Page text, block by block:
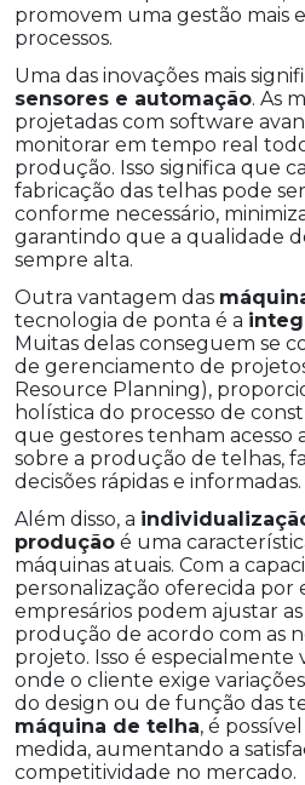
promovem uma gestão mais
processos.
Uma das inovações mais
sensores e automação. As
projetadas com software
monitorar em tempo real
produção. Isso significa que
fabricação das telhas pode
conforme necessário,
garantindo que a qualidade
sempre alta.
Outra vantagem das
tecnologia de ponta é a
Muitas delas conseguem se
de gerenciamento de
Resource Planning),
holística do processo de
que gestores tenham acesso
sobre a produção de telhas,
decisões rápidas e informadas.
Além disso, a
produção é uma
máquinas atuais. Com a
personalização oferecida por
empresários podem ajustar
produção de acordo com as
projeto. Isso é especialmente
onde o cliente exige
do design ou de função das
máquina de telha, é
medida, aumentando a
competitividade no mercado.